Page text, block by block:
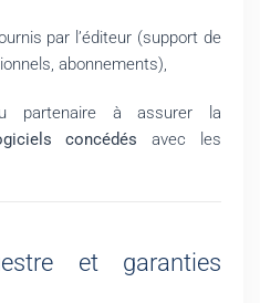
par l’éditeur (support de
abonnements),
partenaire à assurer la
concédés avec les
et garanties